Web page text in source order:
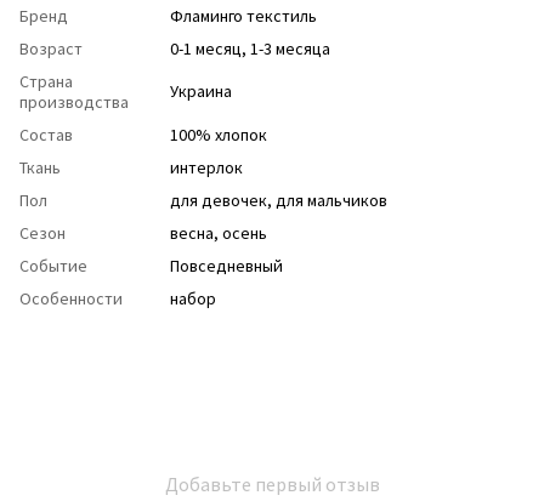
Бренд
Фламинго текстиль
Возраст
0-1 месяц, 1-3 месяца
Страна
производства
Украина
Состав
100% хлопок
Ткань
интерлок
Пол
для девочек, для мальчиков
Сезон
весна, осень
Событие
Повседневный
Особенности
набор
Добавьте первый отзыв